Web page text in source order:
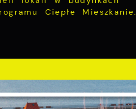
Ciepłe Mieszkanie.
Możesz zmienić ustawienia